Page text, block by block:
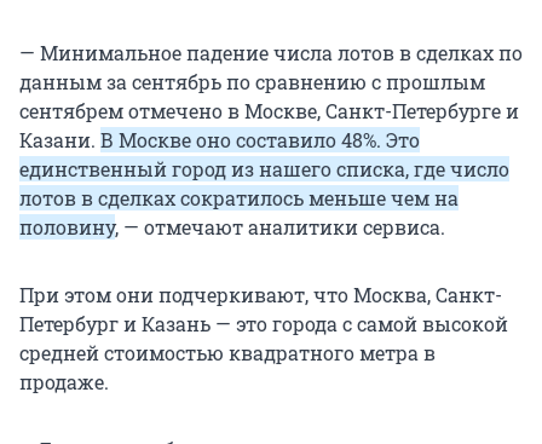
— Минимальное падение числа лотов в сделках по
данным за сентябрь по сравнению с прошлым
сентябрем отмечено в Москве, Санкт-Петербурге и
Казани. В Москве оно составило 48%. Это
единственный город из нашего списка, где число
лотов в сделках сократилось меньше чем на
половину, — отмечают аналитики сервиса.
При этом они подчеркивают, что Москва, Санкт-
Петербург и Казань — это города с самой высокой
средней стоимостью квадратного метра в
продаже.